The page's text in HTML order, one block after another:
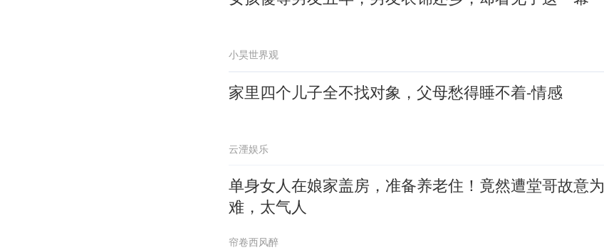
小昊世界观
家里四个儿子全不找对象，父母愁得睡不着-情感
云湮娱乐
单身女人在娘家盖房，准备养老住！竟然遭堂哥故意为
难，太气人
帘卷西风醉